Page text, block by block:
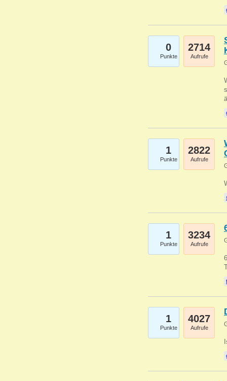
0
Punkte
2714
Aufrufe
1
Punkte
2822
Aufrufe
1
Punkte
3234
Aufrufe
1
Punkte
4027
Aufrufe